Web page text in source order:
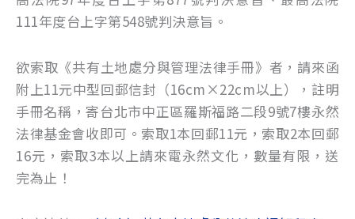
111年度台上字第548號判決意旨。
欲索取《共有土地處分與管理法律手冊》者，請來函
附上11元中型回郵信封（16cm×22cm以上），註明
手冊名稱，寄台北市中正區羅斯福路二段9號7樓永然
法律基金會收即可。索取1本回郵11元，索取2本回郵
16元，索取3本以上請來電永然文化，數量有限，送
完為止！